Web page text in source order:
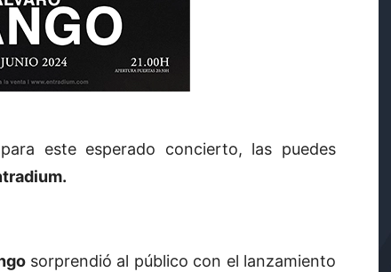
este esperado concierto, las puedes
sorprendió al público con el lanzamiento